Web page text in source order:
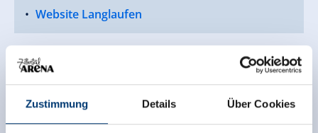
Zustimmung Details Über Cookies
Website Langlaufen